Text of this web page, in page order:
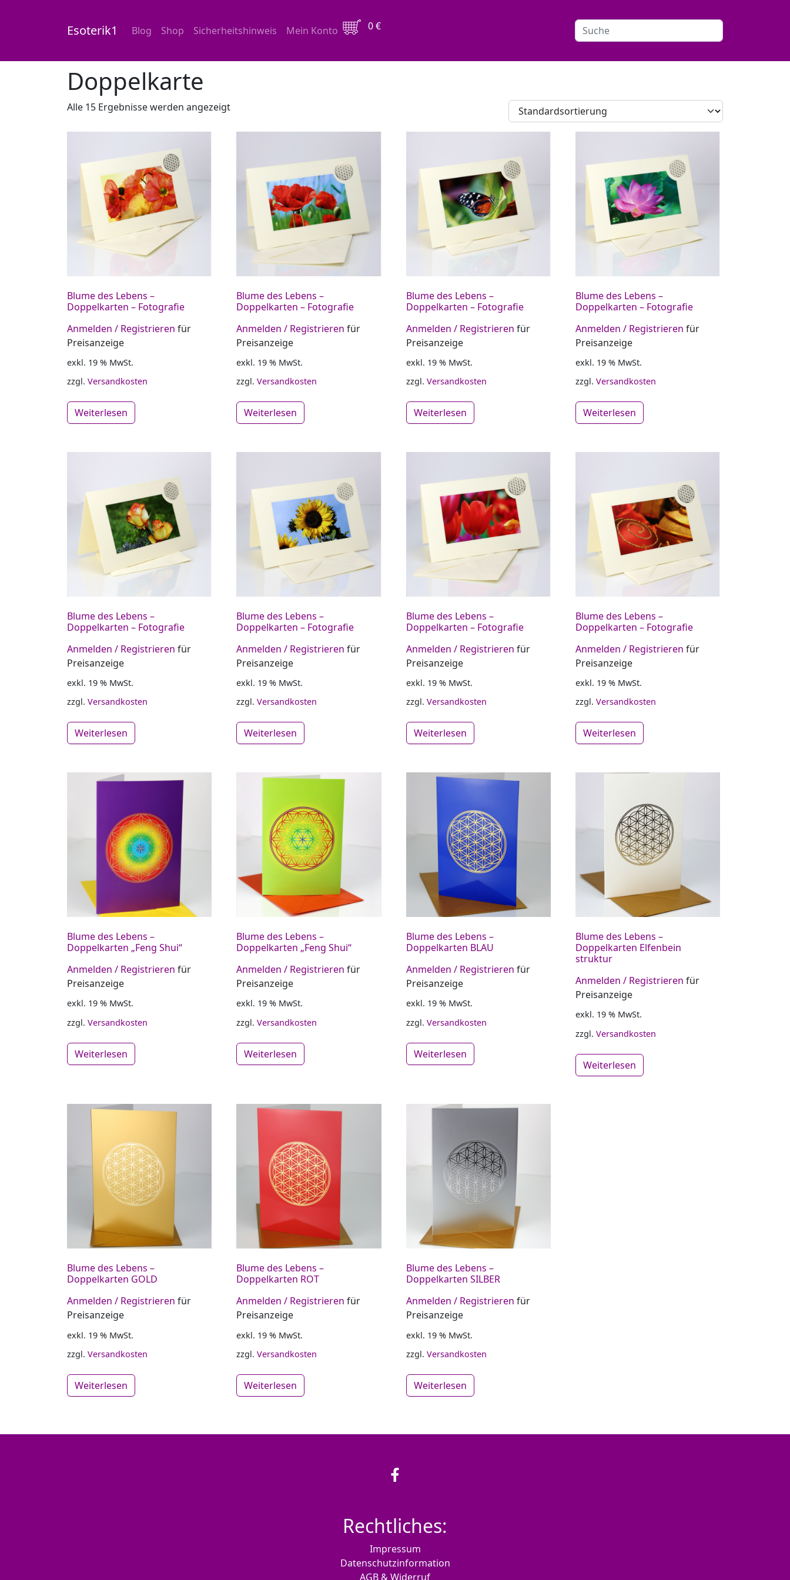
Esoterik1 Blog Shop Sicherheitshinweis Mein Konto €
0
Doppelkarte
Alle 15 Ergebnisse werden angezeigt
Blume des Lebens –
Doppelkarten – Fotografie
Anmelden / Registrieren für
Preisanzeige
exkl. 19 % MwSt.
zzgl. Versandkosten
Weiterlesen
Blume des Lebens –
Doppelkarten – Fotografie
Anmelden / Registrieren für
Preisanzeige
exkl. 19 % MwSt.
zzgl.Versandkosten
Weiterlesen
Blume des Lebens –
Doppelkarten – Fotografie
Anmelden / Registrieren für
Preisanzeige
exkl. 19 % MwSt.
zzgl. Versandkosten
Weiterlesen
Blume des Lebens –
Doppelkarten – Fotografie
Anmelden / Registrieren für
Preisanzeige
exkl. 19 % MwSt.
zzgl.Versandkosten
Weiterlesen
Blume des Lebens –
Doppelkarten – Fotografie
Anmelden / Registrieren für
Preisanzeige
exkl. 19 % MwSt.
zzgl. Versandkosten
Weiterlesen
Blume des Lebens –
Doppelkarten – Fotografie
Anmelden / Registrieren für
Preisanzeige
exkl. 19 % MwSt.
zzgl.Versandkosten
Weiterlesen
Blume des Lebens –
Doppelkarten – Fotografie
Anmelden / Registrieren für
Preisanzeige
exkl. 19 % MwSt.
zzgl. Versandkosten
Weiterlesen
Blume des Lebens –
Doppelkarten – Fotografie
Anmelden / Registrieren für
Preisanzeige
exkl. 19 % MwSt.
zzgl.Versandkosten
Weiterlesen
Blume des Lebens –
Doppelkarten „Feng Shui“
Anmelden / Registrieren für
Preisanzeige
exkl. 19 % MwSt.
zzgl. Versandkosten
Weiterlesen
Blume des Lebens –
Doppelkarten „Feng Shui“
Anmelden / Registrieren für
Preisanzeige
exkl. 19 % MwSt.
zzgl.Versandkosten
Weiterlesen
Blume des Lebens –
Doppelkarten BLAU
Anmelden / Registrieren für
Preisanzeige
exkl. 19 % MwSt.
zzgl. Versandkosten
Weiterlesen
Blume des Lebens –
Doppelkarten Elfenbein
struktur
Anmelden / Registrieren für
Preisanzeige
exkl. 19 % MwSt.
zzgl.Versandkosten
Weiterlesen
Blume des Lebens –
Doppelkarten GOLD
Anmelden / Registrieren für
Preisanzeige
exkl. 19 % MwSt.
zzgl. Versandkosten
Weiterlesen
Blume des Lebens –
Doppelkarten ROT
Anmelden / Registrieren für
Preisanzeige
exkl. 19 % MwSt.
zzgl.Versandkosten
Weiterlesen
Blume des Lebens –
Doppelkarten SILBER
Anmelden / Registrieren für
Preisanzeige
exkl. 19 % MwSt.
zzgl. Versandkosten
Weiterlesen
Rechtliches:
Impressum
Datenschutzinformation
AGB & Widerruf